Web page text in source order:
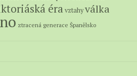
éravztahyválka
ztracená generace Španělsko